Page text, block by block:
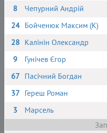
8
Чепурний Андрій
24 Бойченюк Максим (К)
28 Калінін Олександр
9
Гунічев Єгор
67 Пасічний Богдан
37 Гереш Роман
3
Марсель